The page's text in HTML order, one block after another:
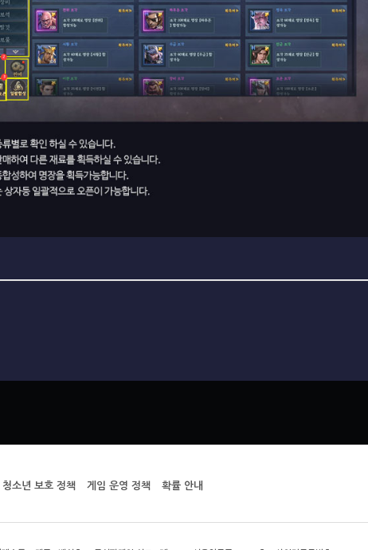
청소년 보호 정책 게임 운영 정책 확률 안내